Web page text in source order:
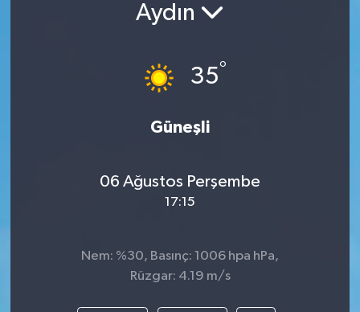
Aydın
35°
Güneşli
06 Ağustos Perşembe
17:15
Nem: %30, Basınç: 1006 hpa hPa,
Rüzgar: 4.19 m/s